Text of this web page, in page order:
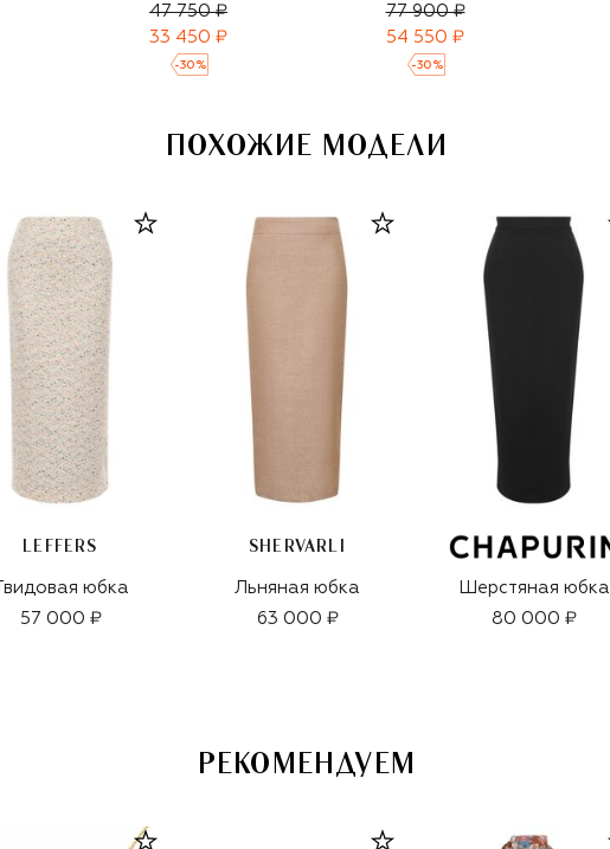
47 750 ₽
33 450 ₽
-30 %
77 900 ₽
54 550 ₽
-30 %
ПОХОЖИЕ МОДЕЛИ
LEFFERS
Твидовая юбка
57 000 ₽
SHERVARLI
Льняная юбка
63 000 ₽
Шерстяная юбка
80 000 ₽
РЕКОМЕНДУЕМ